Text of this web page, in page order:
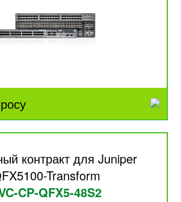
контракт для Juniper
Transform
CP-QFX5-48S2